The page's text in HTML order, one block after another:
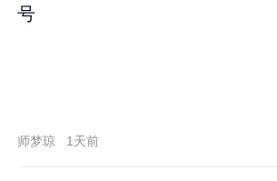
号
师梦琼 1天前